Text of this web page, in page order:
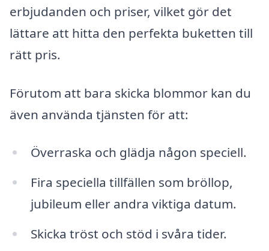
erbjudanden och priser, vilket gör det
lättare att hitta den perfekta buketten till
rätt pris.
Förutom att bara skicka blommor kan du
även använda tjänsten för att:
Överraska och glädja någon speciell.
Fira speciella tillfällen som bröllop,
jubileum eller andra viktiga datum.
Skicka tröst och stöd i svåra tider.